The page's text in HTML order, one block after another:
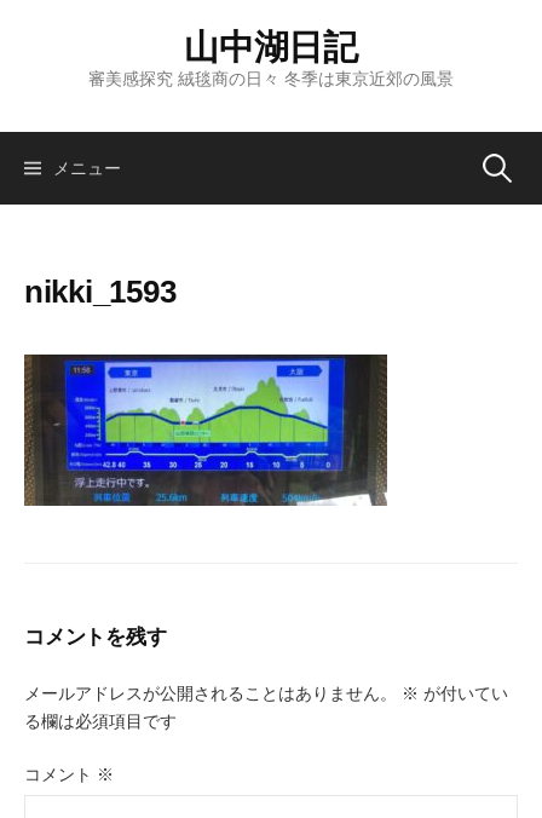
ツ
山中湖日記
審美感探究 絨毯商の日々 冬季は東京近郊の風景
メニュー 検
nikki_1593
コメントを残す
メールアドレスが公開されることはありません。 ※ が付いてい
る欄は必須項目です
コメント ※